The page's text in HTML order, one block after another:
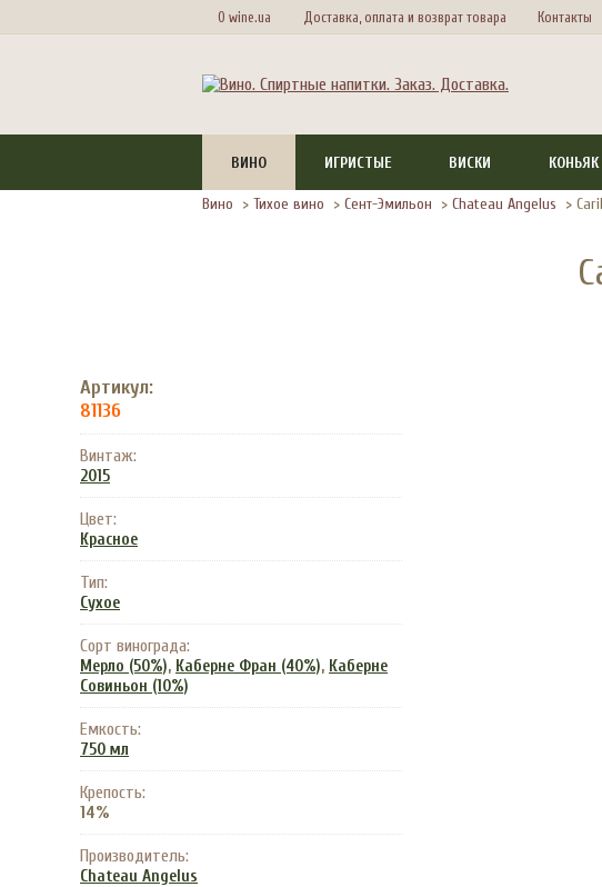
О wine.ua Доставка, оплата и возврат товара Контакты
ВИНО ИГРИСТЫЕ ВИСКИ КОНЬЯК
Вино > Тихое вино > Сент-Эмильон > Chateau Angelus >
Артикул:
81136
Винтаж:
2015
Цвет:
Красное
Тип:
Сухое
Сорт винограда:
Мерло (50%), Каберне Фран (40%), Каберне
Совиньон (10%)
Емкость:
750 мл
Крепость:
14%
Производитель:
Chateau Angelus